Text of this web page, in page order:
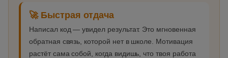
🚀 Быстрая отдача
Написал код — увидел результат. Это мгновенная
обратная связь, которой нет в школе. Мотивация
растёт сама собой, когда видишь, что твоя работа